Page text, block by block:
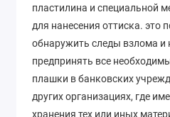
пластилина и специальной
для нанесения оттиска. это
обнаружить следы взлома и
предпринять все
плашки в банковских
других организациях, где
хранения тех или иных